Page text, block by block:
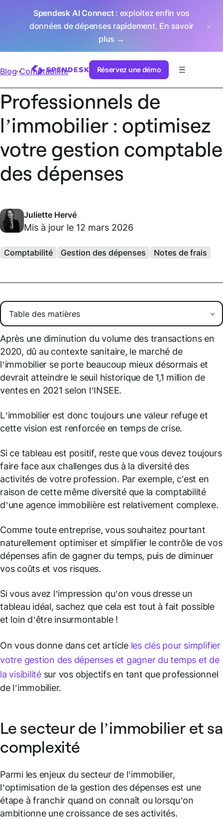
Spendesk AI Connect: exploitez enfin vos
données de dépenses rapidement. En savoir
plus →
Réservez une démo
Blog Comptabilité
Professionnels de
l’immobilier : optimisez
votre gestion comptable
des dépenses
Juliette Hervé
Mis à jour le 12 mars 2026
Comptabilité Gestion des dépenses Notes de frais
Après une diminution du volume des transactions en
2020, dû au contexte sanitaire, le marché de
l’immobilier se porte beaucoup mieux désormais et
devrait atteindre le seuil historique de 1,1 million de
ventes en 2021 selon l’INSEE.
L’immobilier est donc toujours une valeur refuge et
cette vision est renforcée en temps de crise.
Si ce tableau est positif, reste que vous devez toujours
faire face aux challenges dus à la diversité des
activités de votre profession. Par exemple, c'est en
raison de cette même diversité que la comptabilité
d’une agence immobilière est relativement complexe.
Comme toute entreprise, vous souhaitez pourtant
naturellement optimiser et simplifier le contrôle de vos
dépenses afin de gagner du temps, puis de diminuer
vos coûts et vos risques.
Si vous avez l’impression qu’on vous dresse un
tableau idéal, sachez que cela est tout à fait possible
et loin d’être insurmontable !
On vous donne dans cet article les clés pour simplifier
votre gestion des dépenses et gagner du temps et de
la visibilitésur vos objectifs en tant que professionnel
de l’immobilier.
Le secteur de l’immobilier et sa
complexité
Parmi les enjeux du secteur de l’immobilier,
l’optimisation de la gestion des dépenses est une
étape à franchir quand on connaît ou lorsqu’on
ambitionne une croissance de ses activités.